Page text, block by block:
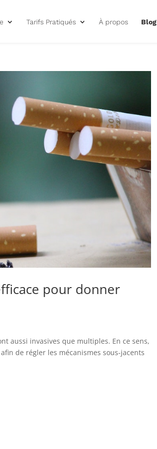
Tarifs Pratiqués À propos Blog
pour donner
aussi invasives que multiples. En ce sens,
de régler les mécanismes sous-jacents